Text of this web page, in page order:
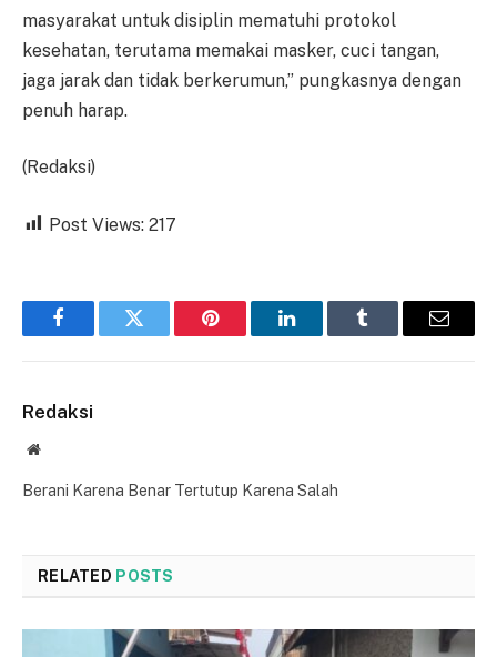
masyarakat untuk disiplin mematuhi protokol
kesehatan, terutama memakai masker, cuci tangan,
jaga jarak dan tidak berkerumun,” pungkasnya dengan
penuh harap.
(Redaksi)
Post Views: 217
FacebookTwitter Pinterest LinkedInTumblr Email
Redaksi
Website
Berani Karena Benar Tertutup Karena Salah
RELATED POSTS